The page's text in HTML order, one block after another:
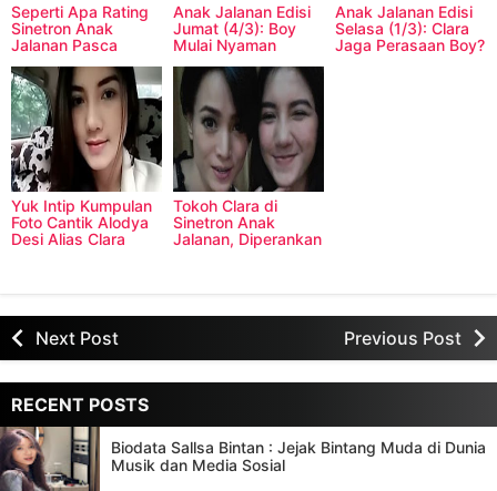
Seperti Apa Rating
Sinetron Anak
Jalanan Pasca
Anak Jalanan Edisi
Jumat (4/3): Boy
Mulai Nyaman
Anak Jalanan Edisi
Selasa (1/3): Clara
Jaga Perasaan Boy?
Yuk Intip Kumpulan
Foto Cantik Alodya
Desi Alias Clara
Tokoh Clara di
Sinetron Anak
Jalanan, Diperankan
Next Post Previous Post
RECENT POSTS
Biodata Sallsa Bintan : Jejak Bintang Muda di Dunia
Musik dan Media Sosial